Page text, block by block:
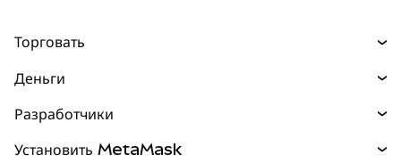
Торговать
Прогнозы
Перпы НОВИНКА
Деньги
Разработчики
Установить MetaMask